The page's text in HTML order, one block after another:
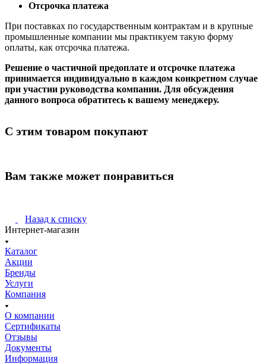
Отсрочка платежа
При поставках по государственным контрактам и в крупные
промышленные компании мы практикуем такую форму
оплаты, как отсрочка платежа.
Решение о частичной предоплате и отсрочке платежа
принимается индивидуально в каждом конкретном случае
при участии руководства компании. Для обсуждения
данного вопроса обратитесь к вашему менеджеру.
С этим товаром покупают
Вам также может понравиться
Назад к списку
Интернет-магазин
Каталог
Акции
Бренды
Услуги
Компания
О компании
Сертификаты
Отзывы
Документы
Информация